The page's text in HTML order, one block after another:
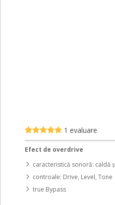
1 evaluare
Efect de overdrive
caracteristică sonoră: caldă
controale: Drive, Level, Tone
true Bypass